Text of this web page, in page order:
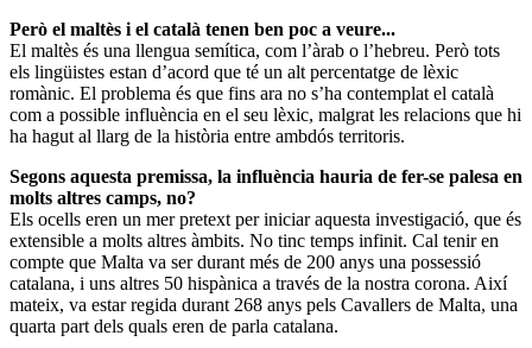
Però el maltès i el català tenen ben poc a veure...
El maltès és una llengua semítica, com l’àrab o l’hebreu. Però tots
els lingüistes estan d’acord que té un alt percentatge de lèxic
romànic. El problema és que fins ara no s’ha contemplat el català
com a possible influència en el seu lèxic, malgrat les relacions que hi
ha hagut al llarg de la història entre ambdós territoris.
Segons aquesta premissa, la influència hauria de fer-se palesa en
molts altres camps, no?
Els ocells eren un mer pretext per iniciar aquesta investigació, que és
extensible a molts altres àmbits. No tinc temps infinit. Cal tenir en
compte que Malta va ser durant més de 200 anys una possessió
catalana, i uns altres 50 hispànica a través de la nostra corona. Així
mateix, va estar regida durant 268 anys pels Cavallers de Malta, una
quarta part dels quals eren de parla catalana.